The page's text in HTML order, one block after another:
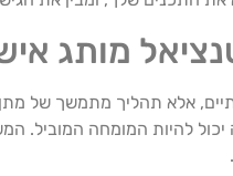
מותג
אלא תהליך מתמשך של
להיות המומחה המוביל.